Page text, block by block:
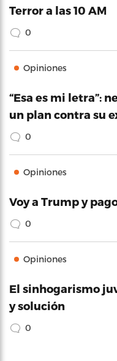
Terror a las 10 AM
0
Opiniones
“Esa es mi letra”:
un plan contra su
0
Opiniones
Voy a Trump y
0
Opiniones
El sinhogarismo
y solución
0